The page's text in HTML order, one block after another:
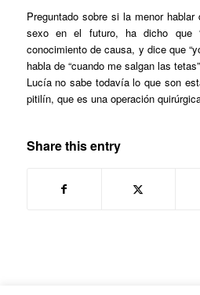
Preguntado sobre si la menor
sexo en el futuro, ha dicho que
conocimiento de causa, y dice que
habla de “cuando me salgan las
Lucía no sabe todavía lo que son
pitilín, que es una operación
Share this entry